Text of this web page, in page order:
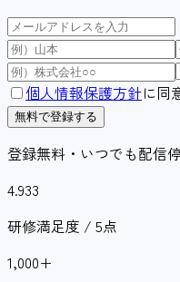
個人情報保護方針に同
無料で登録する
登録無料・いつでも配信
4.933
研修満足度 / 5点
1,000+